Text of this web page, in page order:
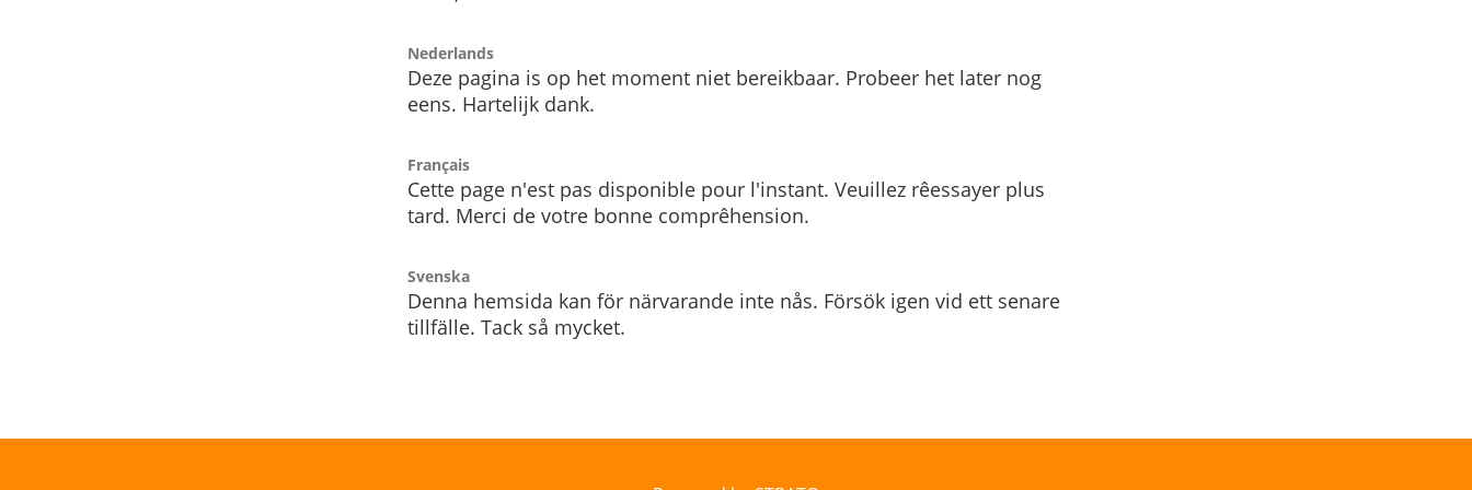
Nederlands
Deze pagina is op het moment niet bereikbaar. Probeer het later nog
eens. Hartelijk dank.
Français
Cette page n'est pas disponible pour l'instant. Veuillez rêessayer plus
tard. Merci de votre bonne comprêhension.
Svenska
Denna hemsida kan för närvarande inte nås. Försök igen vid ett senare
tillfälle. Tack så mycket.